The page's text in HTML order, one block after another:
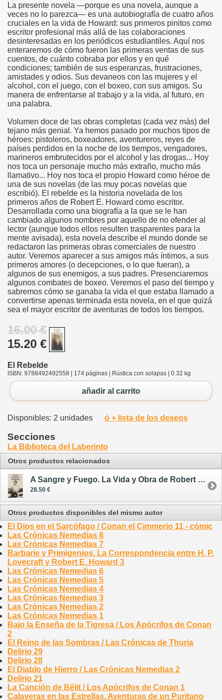
La presente novela —porque es una novela, aunque a
veces no lo parezca— es una autobiografía de cuatro años
cruciales en la vida de Howard: sus primeros pinitos como
escritor profesional más allá de las colaboraciones
desinteresadas en los periódicos estudiantiles. Aquí nos
enteraremos de cómo fueron las primeras ventas de sus
cuentos, de cuánto cobraba por ellos y en qué
condiciones; también de sus esperanzas, frustraciones,
amistades y odios. Sus devaneos con las mujeres y el
alcohol, con el juego, con el boxeo, con sus amigos. Su
manera de enfrentarse al trabajo y a la vida, al futuro, en
una palabra.
Volumen doce de las obras completas (cada vez más) del
tejano más genial. Ya hemos pasado por muchos tipos de
héroes: pistoleros, boxeadores, aventureros, reyes de
países perdidos en la noche de los tiempos, vengadores,
marineros embrutecidos por el alcohol y las drogas... Hoy
nos toca un personaje mucho más extraño, mucho más
llamativo... Hoy nos toca el propio Howard como héroe de
una de sus novelas (de las muy pocas novelas que
escribió). El rebelde es la historia novelada de los
primeros años de Robert E. Howard como escritor.
Desarrollada como una biografía a la que se le han
cambiado algunos nombres por aquello de no ofender al
lector (aunque todos ellos resulten trasparentes para la
mente avisada), esta novela describe el mundo donde se
redactaron las primeras obras comerciales de nuestro
autor. Veremos aparecer a sus amigos más íntimos, a sus
primeros amores (o decepciones, o lo que fueran), a
algunos de sus enemigos, a sus padres. Presenciaremos
algunos combates de boxeo. Veremos el paso del tiempo y
sabremos cómo se ganaba la vida el que estaba llamado a
convertirse apenas terminada esta novela, en el que quizá
sea el mayor escritor de aventuras de todos los tiempos.
16.00 €
15.20 €
El Rebelde
ISBN: 9788492492558 | 174 páginas | Rústica con solapas | 0.32 kg
añadir al carrito
Disponibles: 2 unidades ó + lista de los deseos
Secciones
La Biblioteca del Laberinto
Otros productos relacionados
A Sangre y Fuego. La Vida y Obra de Robert E. Howard - rústica
28.50 €
Otros productos disponibles del mismo autor
El Dios en el Sarcófago / Conan el Cimmerio 11 - cómic
Las Crónicas Nemedias 8
Las Crónicas Nemedias 7
Barbarie y Primigenios. La Correspondencia entre H. P.
Lovecraft y Robert E. Howard 3
Las Crónicas Nemedias 6
Las Crónicas Nemedias 5
Las Crónicas Nemedias 4
Las Crónicas Nemedias 3
Las Crónicas Nemedias 2
Las Crónicas Nemedias 1
Bajo la Enseña de la Tigresa / Los Apócrifos de Conan
2
El Reino de las Sombras / Las Crónicas de Thuria
Delirio 29
Delirio 28
El Diablo de Hierro / Las Crónicas Nemedias 2
Delirio 21
La Canción de Bêlit / Los Apócrifos de Conan 1
Calaveras en las Estrellas. Aventuras de un Puritano